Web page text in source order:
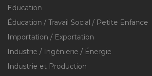
Education
Éducation / Travail Social / Petite Enfance
Importation / Exportation
Industrie / Ingénierie / Énergie
Industrie et Production